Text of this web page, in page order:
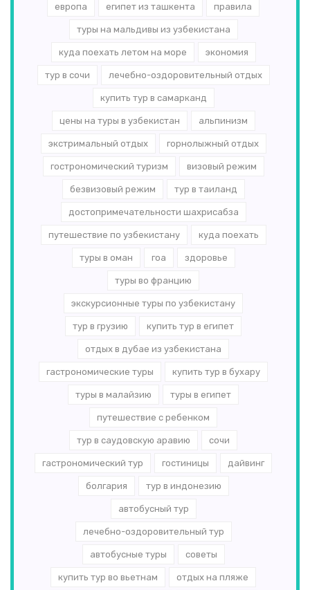
европа египет из ташкента правила
туры на мальдивы из узбекистана
куда поехать летом на море экономия
тур в сочи лечебно-оздоровительный отдых
купить тур в самарканд
цены на туры в узбекистан альпинизм
экстримальный отдых горнолыжный отдых
гострономический туризм визовый режим
безвизовый режим тур в таиланд
достопримечательности шахрисабза
путешествие по узбекистану куда поехать
туры в оман гоа здоровье
туры во францию
экскурсионные туры по узбекистану
тур в грузию купить тур в египет
отдых в дубае из узбекистана
гастрономические туры купить тур в бухару
туры в малайзию туры в египет
путешествие с ребенком
тур в саудовскую аравию сочи
гастрономический тур гостиницы дайвинг
болгария тур в индонезию
автобусный тур
лечебно-оздоровительный тур
автобусные туры советы
купить тур во вьетнам отдых на пляже